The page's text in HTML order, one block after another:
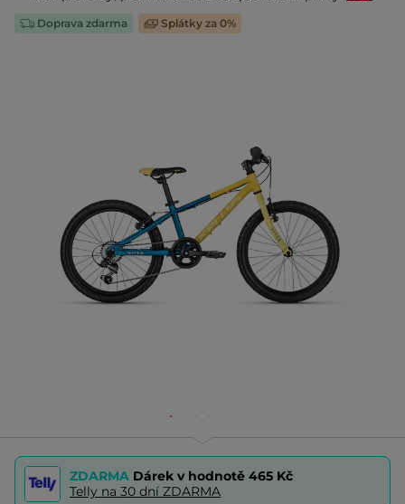
Doprava zdarma Splátky za 0%
ZDARMA Dárek v hodnotě 465 Kč
Telly na 30 dní ZDARMA